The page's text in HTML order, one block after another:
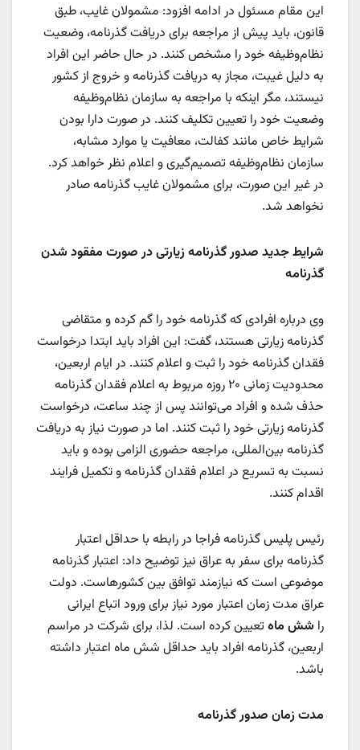
این مقام مسئول در ادامه افزود: مشمولان غایب، طبق
قانون، باید پیش از مراجعه برای دریافت گذرنامه، وضعیت
نظام‌وظیفه خود را مشخص کنند. در حال حاضر این افراد
به دلیل غیبت، مجاز به دریافت گذرنامه و خروج از کشور
نیستند، مگر اینکه با مراجعه به سازمان نظام‌وظیفه
وضعیت خود را تعیین تکلیف کنند. در صورت دارا بودن
شرایط خاص مانند کفالت، معافیت یا موارد مشابه،
سازمان نظام‌وظیفه تصمیم‌گیری و اعلام نظر خواهد کرد.
در غیر این صورت، برای مشمولان غایب گذرنامه صادر
نخواهد شد.
شرایط جدید صدور گذرنامه زیارتی در صورت مفقود شدن
گذرنامه
وی درباره افرادی که گذرنامه خود را گم کرده و متقاضی
گذرنامه زیارتی هستند، گفت: این افراد باید ابتدا درخواست
فقدان گذرنامه خود را ثبت و اعلام کنند. در ایام اربعین،
محدودیت زمانی ۲۰ روزه مربوط به اعلام فقدان گذرنامه
حذف شده و افراد می‌توانند پس از چند ساعت، درخواست
گذرنامه زیارتی خود را ثبت کنند. اما در صورت نیاز به دریافت
گذرنامه بین‌المللی، مراجعه حضوری الزامی بوده و باید
نسبت به تسریع در اعلام فقدان گذرنامه و تکمیل فرایند
اقدام کنند.
رئیس پلیس گذرنامه فراجا در رابطه با حداقل اعتبار
گذرنامه برای سفر به عراق نیز توضیح داد: اعتبار گذرنامه
موضوعی است که نیازمند توافق بین کشورهاست. دولت
عراق مدت زمان اعتبار مورد نیاز برای ورود اتباع ایرانی
را شش ماهتعیین کرده است. لذا، برای شرکت در مراسم
اربعین، گذرنامه افراد باید حداقل شش ماه اعتبار داشته
باشد.
مدت زمان صدور گذرنامه